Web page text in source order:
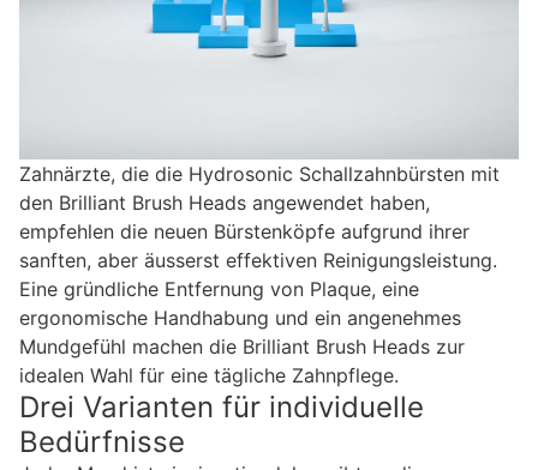
Zahnärzte, die die Hydrosonic Schallzahnbürsten mit
den Brilliant Brush Heads angewendet haben,
empfehlen die neuen Bürstenköpfe aufgrund ihrer
sanften, aber äusserst effektiven Reinigungsleistung.
Eine gründliche Entfernung von Plaque, eine
ergonomische Handhabung und ein angenehmes
Mundgefühl machen die Brilliant Brush Heads zur
idealen Wahl für eine tägliche Zahnpflege.
Drei Varianten für individuelle
Bedürfnisse